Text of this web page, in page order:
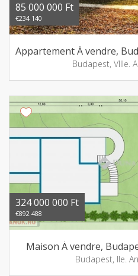
85 000 000 Ft
€234 140
Budapest, VIIIe.
324 000 000 Ft
€892 488
Maison Á vendre,
Budapest, IIe.